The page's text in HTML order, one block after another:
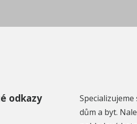
odkazy
dům a byt.